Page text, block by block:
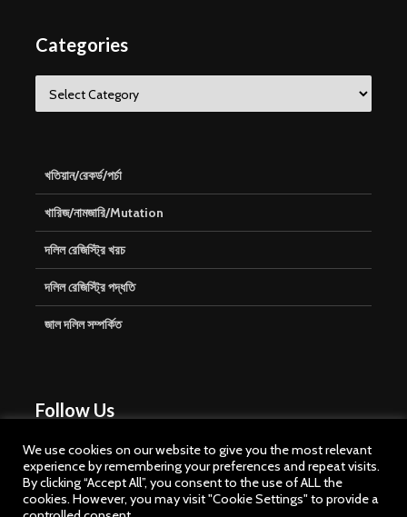
Categories
খতিয়ান/রেকর্ড/পর্চা
খারিজ/নামজারি/Mutation
দলিল রেজিস্ট্রি খরচ
দলিল রেজিস্ট্রি পদ্ধতি
জাল দলিল সম্পর্কিত
Follow Us
We use cookies on our website to give you the most relevant
experience by remembering your preferences and repeat visits.
By clicking “Accept All”, you consent to the use of ALL the
cookies. However, you may visit "Cookie Settings" to provide a